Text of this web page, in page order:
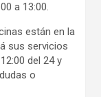
a 13:00.
están en la
sus servicios
del 24 y
o